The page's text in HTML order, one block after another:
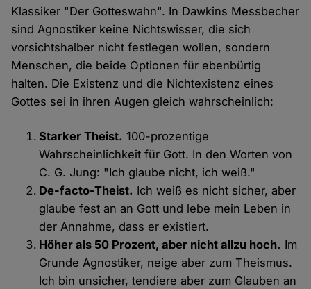
Klassiker "Der Gotteswahn". In Dawkins Messbecher
sind Agnostiker keine Nichtswisser, die sich
vorsichtshalber nicht festlegen wollen, sondern
Menschen, die beide Optionen für ebenbürtig
halten. Die Existenz und die Nichtexistenz eines
Gottes sei in ihren Augen gleich wahrscheinlich:
Starker Theist. 100-prozentige
Wahrscheinlichkeit für Gott. In den Worten von
C. G. Jung: "Ich glaube nicht, ich weiß."
De-facto-Theist. Ich weiß es nicht sicher, aber
glaube fest an an Gott und lebe mein Leben in
der Annahme, dass er existiert.
Höher als 50 Prozent, aber nicht allzu hoch. Im
Grunde Agnostiker, neige aber zum Theismus.
Ich bin unsicher, tendiere aber zum Glauben an